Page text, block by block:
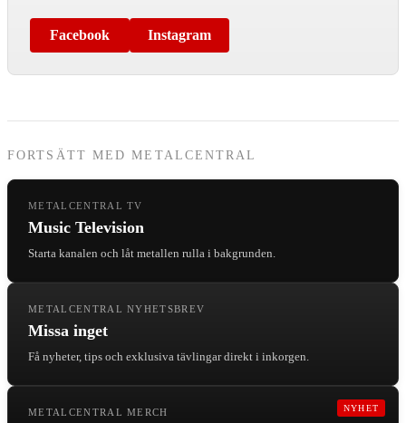
Facebook Instagram
FORTSÄTT MED METALCENTRAL
METALCENTRAL TV
Music Television
Starta kanalen och låt metallen rulla i bakgrunden.
METALCENTRAL NYHETSBREV
Missa inget
Få nyheter, tips och exklusiva tävlingar direkt i inkorgen.
NYHET
METALCENTRAL MERCH